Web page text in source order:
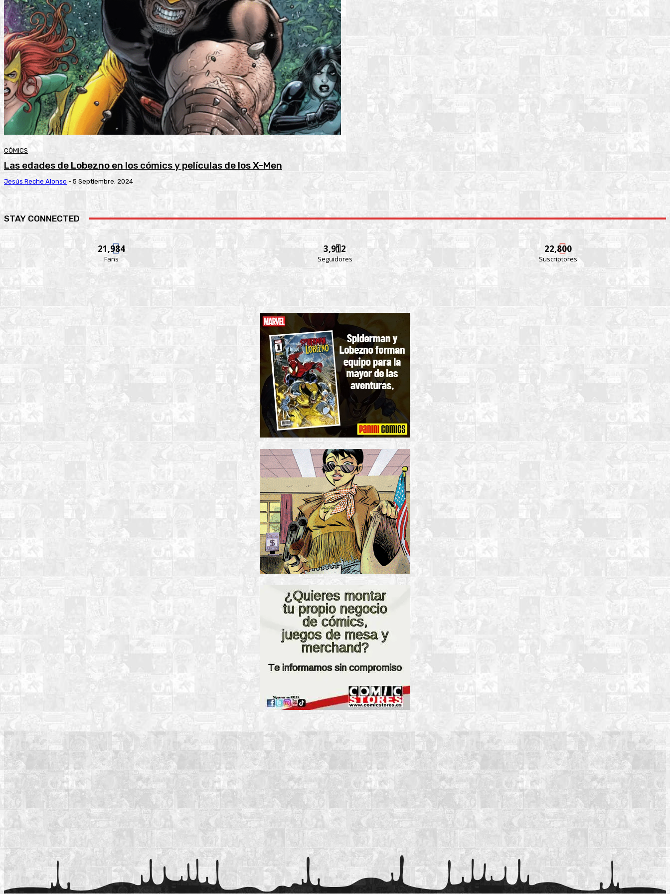
CÓMICS
Las edades de Lobezno en los cómics y películas de los X-Men
Jesús Reche Alonso - 5 Septiembre, 2024
STAY CONNECTED
21,984
Fans
3,912
Seguidores
22,800
Suscriptores